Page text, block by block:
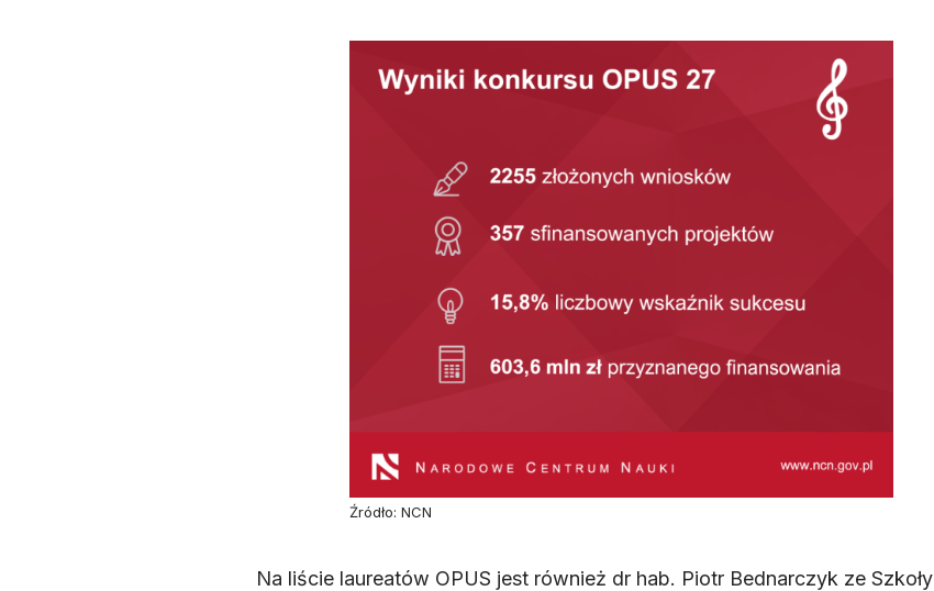
Źródło: NCN
Na liście laureatów OPUS jest również dr hab. Piotr Bednarczyk ze Szkoły